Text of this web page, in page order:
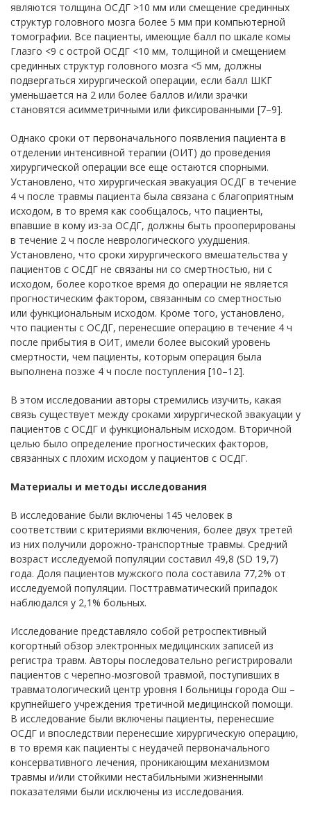
являются толщина ОСДГ >10 мм или смещение срединных
структур головного мозга более 5 мм при компьютерной
томографии. Все пациенты, имеющие балл по шкале комы
Глазго <9 с острой ОСДГ <10 мм, толщиной и смещением
срединных структур головного мозга <5 мм, должны
подвергаться хирургической операции, если балл ШКГ
уменьшается на 2 или более баллов и/или зрачки
становятся асимметричными или фиксированными [7–9].
Однако сроки от первоначального появления пациента в
отделении интенсивной терапии (ОИТ) до проведения
хирургической операции все еще остаются спорными.
Установлено, что хирургическая эвакуация ОСДГ в течение
4 ч после травмы пациента была связана с благоприятным
исходом, в то время как сообщалось, что пациенты,
впавшие в кому из-за ОСДГ, должны быть прооперированы
в течение 2 ч после неврологического ухудшения.
Установлено, что сроки хирургического вмешательства у
пациентов с ОСДГ не связаны ни со смертностью, ни с
исходом, более короткое время до операции не является
прогностическим фактором, связанным со смертностью
или функциональным исходом. Кроме того, установлено,
что пациенты с ОСДГ, перенесшие операцию в течение 4 ч
после прибытия в ОИТ, имели более высокий уровень
смертности, чем пациенты, которым операция была
выполнена позже 4 ч после поступления [10–12].
В этом исследовании авторы стремились изучить, какая
связь существует между сроками хирургической эвакуации у
пациентов с ОСДГ и функциональным исходом. Вторичной
целью было определение прогностических факторов,
связанных с плохим исходом у пациентов с ОСДГ.
Материалы и методы исследования
В исследование были включены 145 человек в
соответствии с критериями включения, более двух третей
из них получили дорожно-транспортные травмы. Средний
возраст исследуемой популяции составил 49,8 (SD 19,7)
года. Доля пациентов мужского пола составила 77,2% от
исследуемой популяции. Посттравматический припадок
наблюдался у 2,1% больных.
Исследование представляло собой ретроспективный
когортный обзор электронных медицинских записей из
регистра травм. Авторы последовательно регистрировали
пациентов с черепно-мозговой травмой, поступивших в
травматологический центр уровня I больницы города Ош –
крупнейшего учреждения третичной медицинской помощи.
В исследование были включены пациенты, перенесшие
ОСДГ и впоследствии перенесшие хирургическую операцию,
в то время как пациенты с неудачей первоначального
консервативного лечения, проникающим механизмом
травмы и/или стойкими нестабильными жизненными
показателями были исключены из исследования.